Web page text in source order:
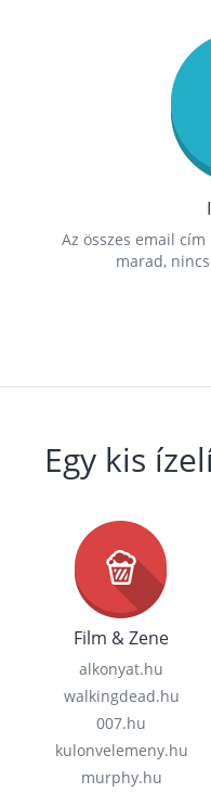
Az összes email
marad,
Egy kis
Film & Zene
alkonyat.hu
walkingdead.hu
007.hu
kulonvelemeny.hu
murphy.hu